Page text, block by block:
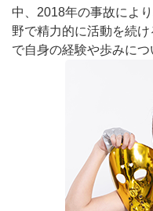
中、2018年の事故によ
野で精力的に活動を続
で自身の経験や歩みにつ